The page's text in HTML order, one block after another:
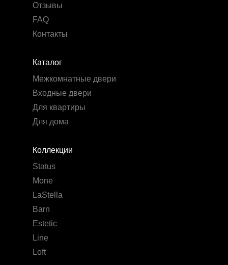
Коллекции
Status
Mone
LaStella
Barn
Estetic
Line
Loft
Каталог
Межкомнатные двери
Входные двери
Для квартиры
Для дома
Отзывы
FAQ
Контакты